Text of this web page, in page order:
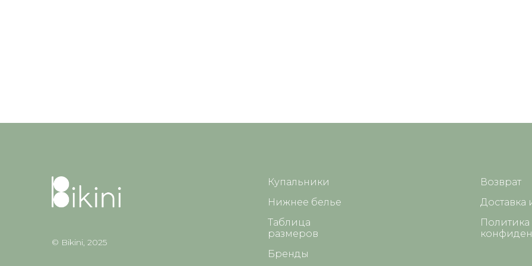
© Bikini, 2025
Купальники
Нижнее белье
Таблица
размеров
Бренды
Возврат
Доставка
Политика